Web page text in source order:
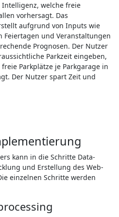
Intelligenz, welche freie
vorhersagt. Das
aufgrund von Inputs wie
Feiertagen und Veranstaltungen
Prognosen. Der Nutzer
Parkzeit eingeben,
Parkplätze je Parkgarage in
Der Nutzer spart Zeit und
kann in die Schritte Data-
und Erstellung des Web-
einzelnen Schritte werden